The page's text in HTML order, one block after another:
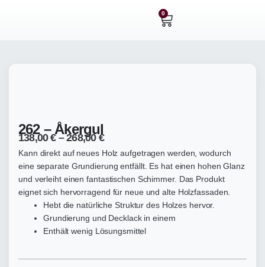
0
Warenkorb
262 – Åkergul
138,00€–268,00€
Kann direkt auf neues Holz aufgetragen werden, wodurch
eine separate Grundierung entfällt. Es hat einen hohen Glanz
und verleiht einen fantastischen Schimmer. Das Produkt
eignet sich hervorragend für neue und alte Holzfassaden.
Hebt die natürliche Struktur des Holzes hervor.
Grundierung und Decklack in einem
Enthält wenig Lösungsmittel